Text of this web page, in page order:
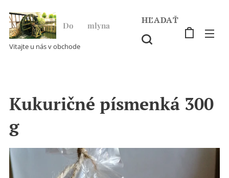
Do ♥ mlyna
Vitajte u nás v obchode
HĽADAŤ
Kukuričné písmenká 300
g